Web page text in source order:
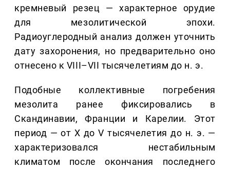
кремневый резец — характерное орудие
для мезолитической эпохи.
Радиоуглеродный анализ должен уточнить
дату захоронения, но предварительно оно
отнесено к VIII–VII тысячелетиям до н. э.
Подобные коллективные погребения
мезолита ранее фиксировались в
Скандинавии, Франции и Карелии. Этот
период — от X до V тысячелетия до н. э. —
характеризовался нестабильным
климатом после окончания последнего